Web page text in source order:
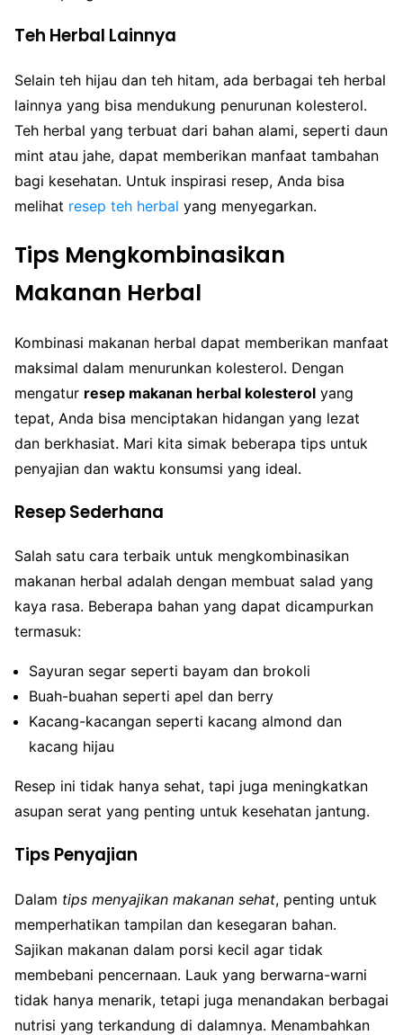
Teh Herbal Lainnya
Selain teh hijau dan teh hitam, ada berbagai teh herbal
lainnya yang bisa mendukung penurunan kolesterol.
Teh herbal yang terbuat dari bahan alami, seperti daun
mint atau jahe, dapat memberikan manfaat tambahan
bagi kesehatan. Untuk inspirasi resep, Anda bisa
melihat resep teh herbal yang menyegarkan.
Tips Mengkombinasikan
Makanan Herbal
Kombinasi makanan herbal dapat memberikan manfaat
maksimal dalam menurunkan kolesterol. Dengan
mengatur resep makanan herbal kolesterol yang
tepat, Anda bisa menciptakan hidangan yang lezat
dan berkhasiat. Mari kita simak beberapa tips untuk
penyajian dan waktu konsumsi yang ideal.
Resep Sederhana
Salah satu cara terbaik untuk mengkombinasikan
makanan herbal adalah dengan membuat salad yang
kaya rasa. Beberapa bahan yang dapat dicampurkan
termasuk:
Sayuran segar seperti bayam dan brokoli
Buah-buahan seperti apel dan berry
Kacang-kacangan seperti kacang almond dan
kacang hijau
Resep ini tidak hanya sehat, tapi juga meningkatkan
asupan serat yang penting untuk kesehatan jantung.
Tips Penyajian
Dalam tips menyajikan makanan sehat, penting untuk
memperhatikan tampilan dan kesegaran bahan.
Sajikan makanan dalam porsi kecil agar tidak
membebani pencernaan. Lauk yang berwarna-warni
tidak hanya menarik, tetapi juga menandakan berbagai
nutrisi yang terkandung di dalamnya. Menambahkan